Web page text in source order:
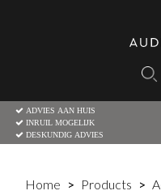
ADVIES AAN HUIS
INRUIL MOGELIJK
DESKUNDIG ADVIES
Home Products